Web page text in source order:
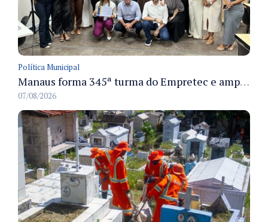
Política Municipal
Manaus forma 345ª turma do Empretec e amplia qualificação de empreendedores na cidade
07/08/2026